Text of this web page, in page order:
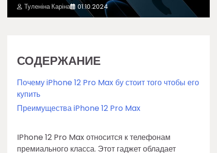
Туленіна Каріна 01.10.2024
СОДЕРЖАНИЕ
Почему iPhone 12 Pro Max бу стоит того чтобы его
купить
Преимущества iPhone 12 Pro Max
IPhone 12 Pro Max относится к телефонам
премиального класса. Этот гаджет обладает